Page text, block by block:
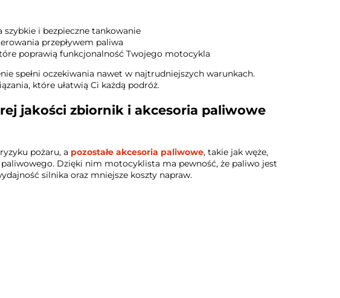
szybkie i bezpieczne tankowanie
przepływem paliwa
poprawią funkcjonalność Twojego motocykla
spełni oczekiwania nawet w najtrudniejszych warunkach.
które ułatwią Ci każdą podróż.
jakości zbiornik i akcesoria paliwowe
pożaru, a pozostałe akcesoria paliwowe, takie jak węże,
paliwowego. Dzięki nim motocyklista ma pewność, że paliwo jest
silnika oraz mniejsze koszty napraw.